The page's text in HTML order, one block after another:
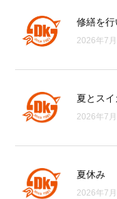
修繕を行
2026年7
夏とスイ
2026年7
夏休み
2026年7